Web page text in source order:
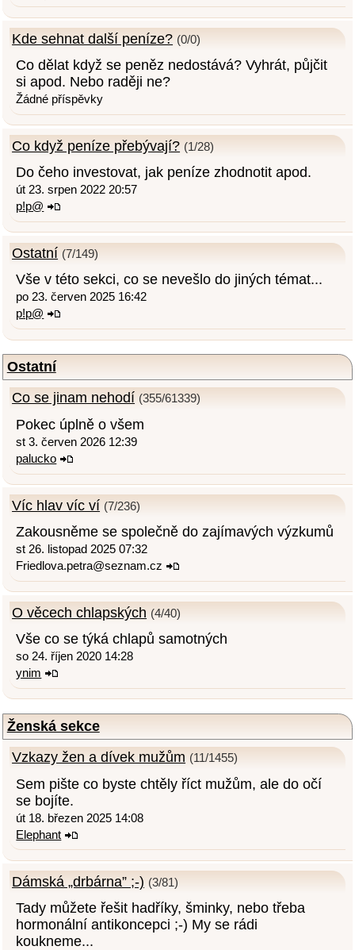
Kde sehnat další peníze? (0/0)
Co dělat když se peněz nedostává? Vyhrát, půjčit
si apod. Nebo raději ne?
Žádné příspěvky
Co když peníze přebývají? (1/28)
Do čeho investovat, jak peníze zhodnotit apod.
út 23. srpen 2022 20:57
p!p@
Ostatní (7/149)
Vše v této sekci, co se nevešlo do jiných témat...
po 23. červen 2025 16:42
p!p@
Ostatní
Co se jinam nehodí (355/61339)
Pokec úplně o všem
st 3. červen 2026 12:39
palucko
Víc hlav víc ví (7/236)
Zakousněme se společně do zajímavých výzkumů
st 26. listopad 2025 07:32
Friedlova.petra@seznam.cz
O věcech chlapských (4/40)
Vše co se týká chlapů samotných
so 24. říjen 2020 14:28
ynim
Ženská sekce
Vzkazy žen a dívek mužům (11/1455)
Sem pište co byste chtěly říct mužům, ale do očí
se bojíte.
út 18. březen 2025 14:08
Elephant
Dámská „drbárna” ;-) (3/81)
Tady můžete řešit hadříky, šminky, nebo třeba
hormonální antikoncepci ;-) My se rádi
koukneme...